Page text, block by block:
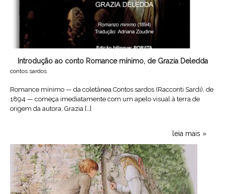
Introdução ao conto Romance mínimo, de Grazia Deledda
contos sardos
Romance mínimo — da coletânea Contos sardos (Racconti Sardi), de
1894 — começa imediatamente com um apelo visual à terra de
origem da autora, Grazia […]
leia mais